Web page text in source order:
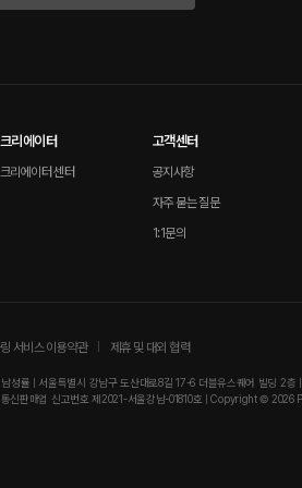
크리에이터
크리에이터 센터
고객센터
공지사항
자주 묻는 질문
1:1문의
서비스 이용약관 제휴 및 대외 협력
성률 | 서울특별시 강남구 도산대로8길 17-6 더블유스퀘어 빌딩 2
통신판매업 신고번호 제2021-서울강남-01810호 | Copyright ©